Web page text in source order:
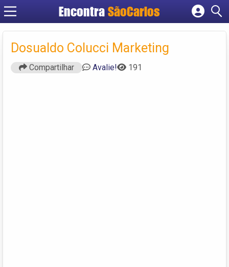
EncontraSãoCarlos
Cadastrar empresa
Criar conta
Dosualdo Colucci Marketing
Compartilhar Avalie! 191